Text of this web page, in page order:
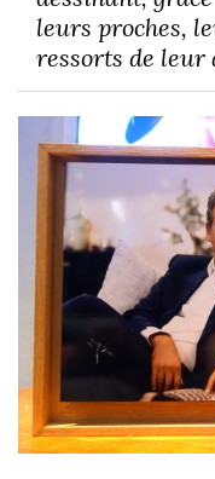
leurs proches,
ressorts de leur